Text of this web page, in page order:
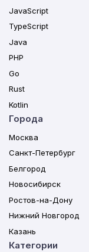
JavaScript
TypeScript
Java
PHP
Go
Rust
Kotlin
Города
Москва
Санкт-Петербург
Белгород
Новосибирск
Ростов-на-Дону
Нижний Новгород
Казань
Категории